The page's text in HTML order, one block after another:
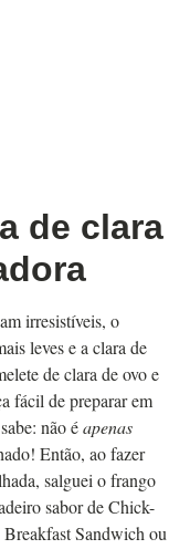
de clara
irresistíveis, o
leves e a clara de
de clara de ovo e
fácil de preparar em
não éapenas
Então, ao fazer
salguei o frango
sabor de Chick-
Sandwich ou